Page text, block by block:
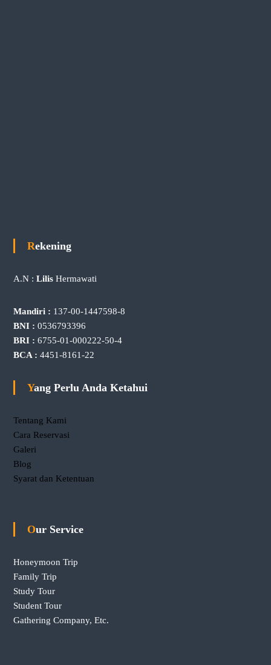
Rekening
A.N : Lilis Hermawati
Mandiri : 137-00-1447598-8
BNI : 0536793396
BRI : 6755-01-000222-50-4
BCA : 4451-8161-22
Yang Perlu Anda Ketahui
Tentang Kami
Cara Reservasi
Galeri
Blog
Syarat dan Ketentuan
Our Service
Honeymoon Trip
Family Trip
Study Tour
Student Tour
Gathering Company, Etc.